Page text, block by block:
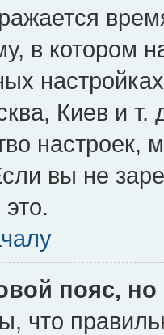
в котором
Киев и т.
настроек,
вы не
пояс,
что